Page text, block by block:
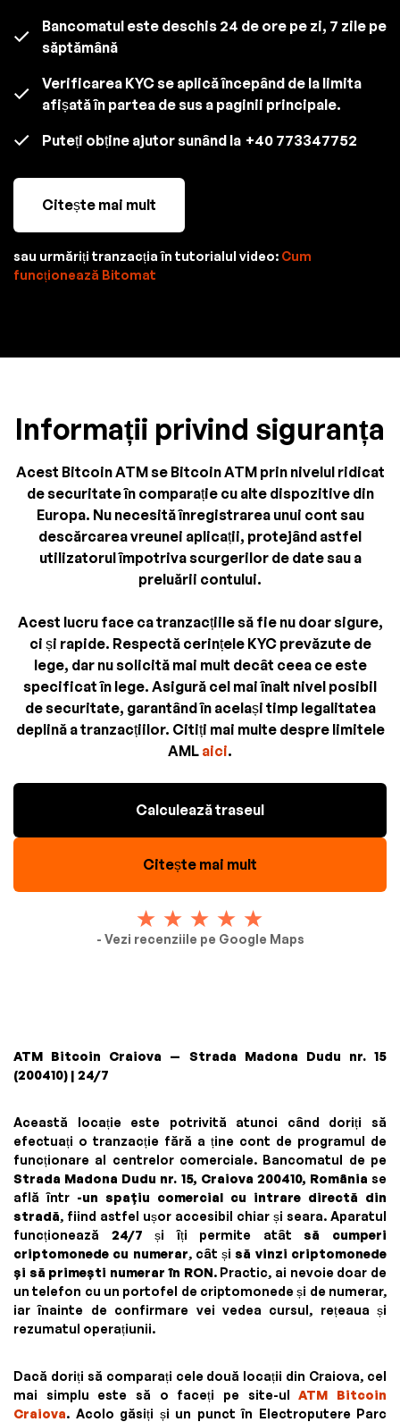
Bancomatul este deschis 24 de ore pe zi, 7 zile pe
săptămână
Verificarea KYC se aplică începând de la limita
afișată în partea de sus a paginii principale.
Puteți obține ajutor sunând la +40 773347752
Citește mai mult
sau urmăriți tranzacția în tutorialul video: Cum
funcționează Bitomat
Informații privind siguranța
Acest Bitcoin ATM se Bitcoin ATM prin nivelul ridicat
de securitate în comparație cu alte dispozitive din
Europa. Nu necesită înregistrarea unui cont sau
descărcarea vreunei aplicații, protejând astfel
utilizatorul împotriva scurgerilor de date sau a
preluării contului.
Acest lucru face ca tranzacțiile să fie nu doar sigure,
ci și rapide. Respectă cerințele KYC prevăzute de
lege, dar nu solicită mai mult decât ceea ce este
specificat în lege. Asigură cel mai înalt nivel posibil
de securitate, garantând în același timp legalitatea
deplină a tranzacțiilor. Citiți mai multe despre limitele
AML aici.
Calculează traseul
Citește mai mult
- Vezi recenziile pe Google Maps
ATM Bitcoin Craiova — Strada Madona Dudu nr. 15
(200410) | 24/7
Această locație este potrivită atunci când doriți să
efectuați o tranzacție fără a ține cont de programul de
funcționare al centrelor comerciale. Bancomatul de pe
Strada Madona Dudu nr. 15, Craiova 200410, România se
află într -un spațiu comercial cu intrare directă din
stradă, fiind astfel ușor accesibil chiar și seara. Aparatul
funcționează 24/7 și îți permite atâtsă cumperi
criptomonede cu numerar, cât șisă vinzi criptomonede
și să primești numerar în RON. Practic, ai nevoie doar de
un telefon cu un portofel de criptomonede și de numerar,
iar înainte de confirmare vei vedea cursul, rețeaua și
rezumatul operațiunii.
Dacă doriți să comparați cele două locații din Craiova, cel
mai simplu este să o faceți pe site-ulATM Bitcoin
Craiova. Acolo găsiți și un punct în Electroputere Parc